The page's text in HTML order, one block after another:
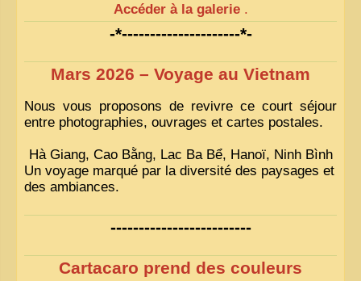
Accéder à la galerie .
-*---------------------*-
Mars 2026 – Voyage au Vietnam
Nous vous proposons de revivre ce court séjour
entre photographies, ouvrages et cartes postales.
Hà Giang, Cao Bằng, Lac Ba Bể, Hanoï, Ninh Bình
Un voyage marqué par la diversité des paysages et
des ambiances.
-------------------------
Cartacaro prend des couleurs